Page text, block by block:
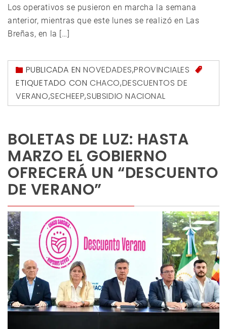
Los operativos se pusieron en marcha la semana
anterior, mientras que este lunes se realizó en Las
Breñas, en la […]
PUBLICADA ENNOVEDADES,PROVINCIALES
ETIQUETADO CON CHACO,DESCUENTOS DE
VERANO,SECHEEP,SUBSIDIO NACIONAL
BOLETAS DE LUZ: HASTA
MARZO EL GOBIERNO
OFRECERÁ UN “DESCUENTO
DE VERANO”